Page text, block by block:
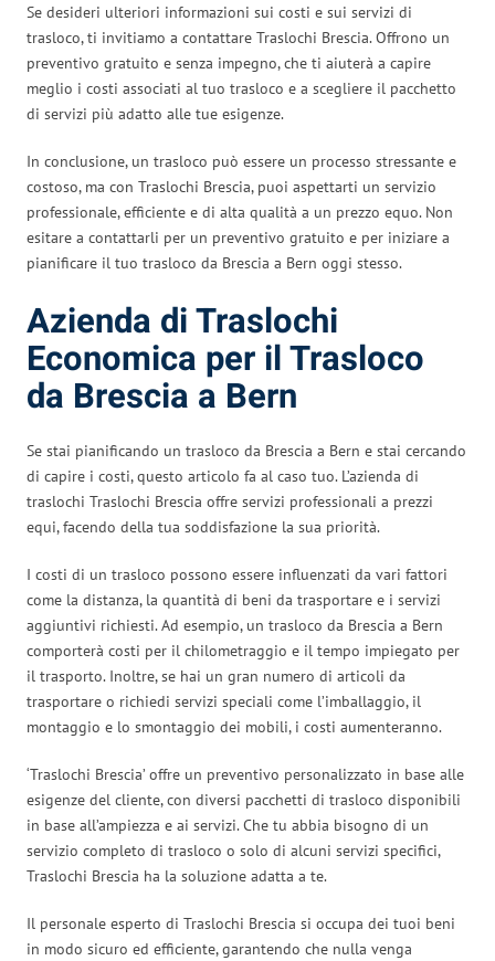
Se desideri ulteriori informazioni sui costi e sui servizi di
trasloco, ti invitiamo a contattare Traslochi Brescia. Offrono un
preventivo gratuito e senza impegno, che ti aiuterà a capire
meglio i costi associati al tuo trasloco e a scegliere il pacchetto
di servizi più adatto alle tue esigenze.
In conclusione, un trasloco può essere un processo stressante e
costoso, ma con Traslochi Brescia, puoi aspettarti un servizio
professionale, efficiente e di alta qualità a un prezzo equo. Non
esitare a contattarli per un preventivo gratuito e per iniziare a
pianificare il tuo trasloco da Brescia a Bern oggi stesso.
Azienda di Traslochi
Economica per il Trasloco
da Brescia a Bern
Se stai pianificando un trasloco da Brescia a Bern e stai cercando
di capire i costi, questo articolo fa al caso tuo. L’azienda di
traslochi Traslochi Brescia offre servizi professionali a prezzi
equi, facendo della tua soddisfazione la sua priorità.
I costi di un trasloco possono essere influenzati da vari fattori
come la distanza, la quantità di beni da trasportare e i servizi
aggiuntivi richiesti. Ad esempio, un trasloco da Brescia a Bern
comporterà costi per il chilometraggio e il tempo impiegato per
il trasporto. Inoltre, se hai un gran numero di articoli da
trasportare o richiedi servizi speciali come l’imballaggio, il
montaggio e lo smontaggio dei mobili, i costi aumenteranno.
‘Traslochi Brescia’ offre un preventivo personalizzato in base alle
esigenze del cliente, con diversi pacchetti di trasloco disponibili
in base all’ampiezza e ai servizi. Che tu abbia bisogno di un
servizio completo di trasloco o solo di alcuni servizi specifici,
Traslochi Brescia ha la soluzione adatta a te.
Il personale esperto di Traslochi Brescia si occupa dei tuoi beni
in modo sicuro ed efficiente, garantendo che nulla venga